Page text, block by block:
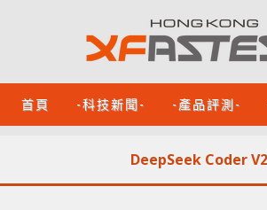
首頁 -科技新聞- -產品評測-
DeepSeek Coder V2